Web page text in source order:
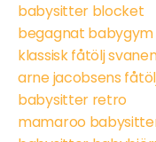
babysitter blocket
begagnat
klassisk fåtölj
arne jacobsens
babysitter retro
mamaroo